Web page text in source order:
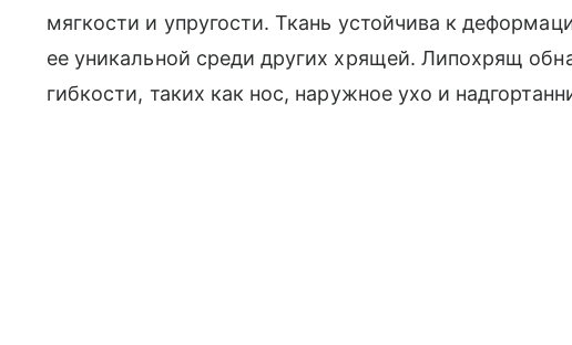
мягкости и упругости. Ткань устойчива к
ее уникальной среди других хрящей. Липохрящ
гибкости, таких как нос, наружное ухо и